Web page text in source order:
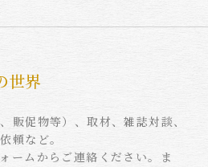
世界
販促物等）、取材、雑誌対談、
頼など。
ームからご連絡ください。ま